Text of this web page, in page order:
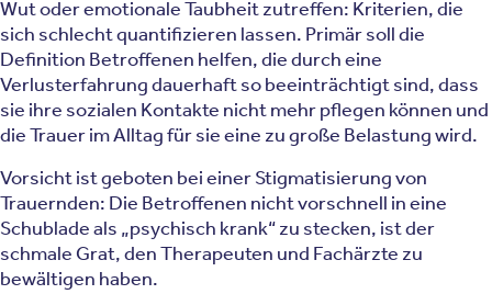
Wut oder emotionale Taubheit zutreffen: Kriterien, die
sich schlecht quantifizieren lassen. Primär soll die
Definition Betroffenen helfen, die durch eine
Verlusterfahrung dauerhaft so beeinträchtigt sind, dass
sie ihre sozialen Kontakte nicht mehr pflegen können und
die Trauer im Alltag für sie eine zu große Belastung wird.
Vorsicht ist geboten bei einer Stigmatisierung von
Trauernden: Die Betroffenen nicht vorschnell in eine
Schublade als „psychisch krank“ zu stecken, ist der
schmale Grat, den Therapeuten und Fachärzte zu
bewältigen haben.